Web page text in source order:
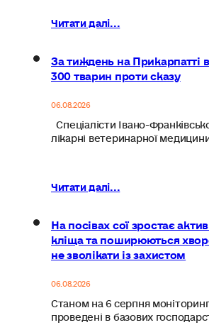
Читати далі...
За тиждень на Прикарпатті
300 тварин проти сказу
06.08.2026
Спеціалісти Івано-
лікарні ветеринарної
Читати далі...
На посівах сої зростає
кліща та поширюються
не зволікати із захистом
06.08.2026
Станом на 6 серпня
проведені в базових